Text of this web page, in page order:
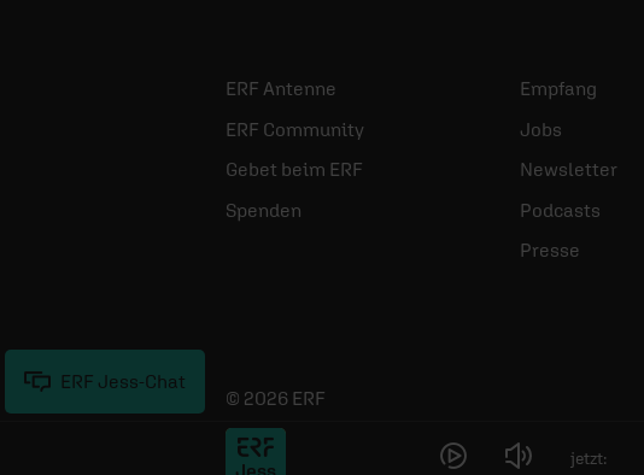
ERF Antenne
ERF Community
Gebet beim ERF
Spenden
Empfang
Jobs
Newsletter
Podcasts
Presse
© 2026 ERF
Jess
Plus
jetzt:
ERF Jess-Chat